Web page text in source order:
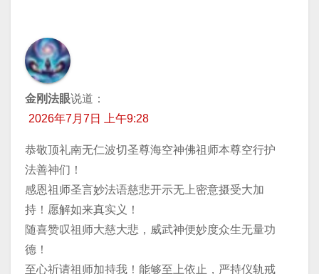
金刚法眼说道：
2026年7月7日 上午9:28
恭敬顶礼南无仁波切圣尊海空神佛祖师本尊空行护
法善神们！
感恩祖师圣言妙法语慈悲开示无上密意摄受大加
持！愿解如来真实义！
随喜赞叹祖师大慈大悲，威武神便妙度众生无量功
德！
至心祈请祖师加持我！能够至上依止，严持仪轨戒